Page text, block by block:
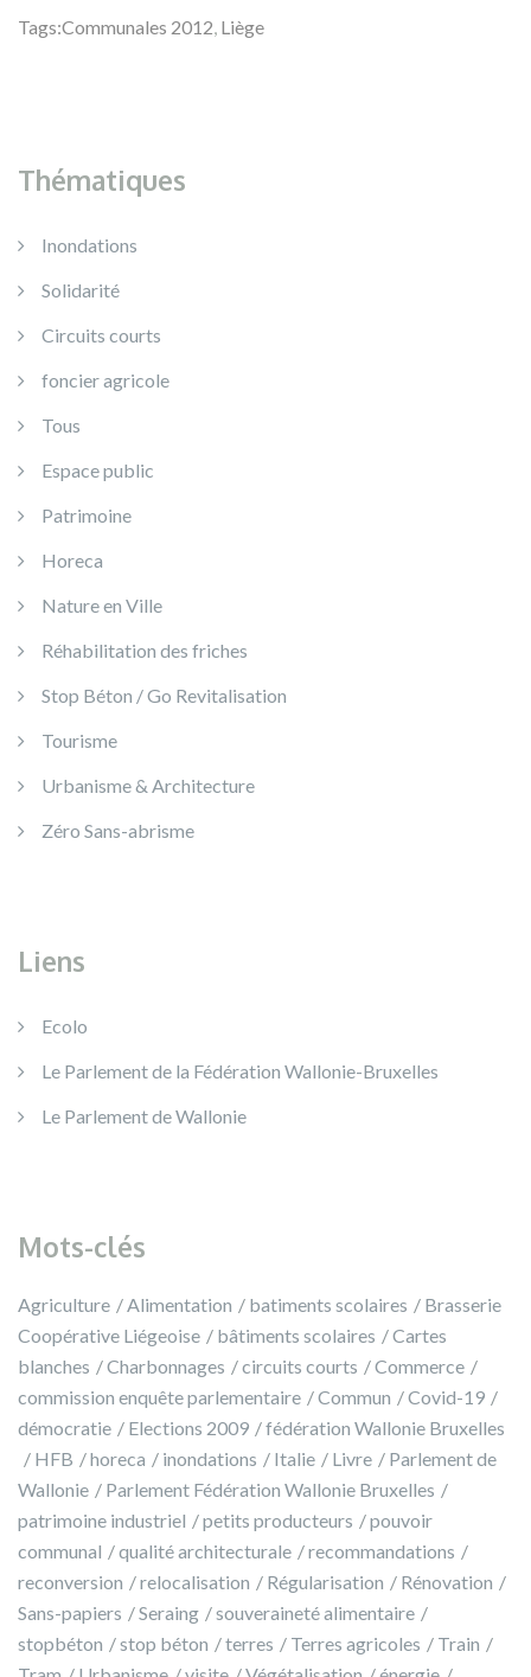
Tags:Communales 2012, Liège
Thématiques
Inondations
Solidarité
Circuits courts
foncier agricole
Tous
Espace public
Patrimoine
Horeca
Nature en Ville
Réhabilitation des friches
Stop Béton / Go Revitalisation
Tourisme
Urbanisme & Architecture
Zéro Sans-abrisme
Liens
Ecolo
Le Parlement de la Fédération Wallonie-Bruxelles
Le Parlement de Wallonie
Mots-clés
Agriculture Alimentation batiments scolaires
Brasserie
Coopérative Liégeoise
bâtiments scolaires
Cartes
blanches
Charbonnages circuits courts
Commerce
commission enquête parlementaire
Commun
Covid-19
démocratie
Elections 2009
fédération Wallonie Bruxelles
HFB
horeca inondations Italie Livre
Parlement de
Wallonie
Parlement Fédération Wallonie Bruxelles
patrimoine industriel
petits producteurs
pouvoir
communal
qualité architecturale
recommandations
reconversion
relocalisation Régularisation
Rénovation
Sans-papiers
Seraing
souveraineté alimentaire
stopbéton
stop béton terres Terres agricoles
Train